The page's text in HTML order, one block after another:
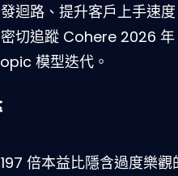
迴路、提升客戶上手速
切追蹤 Cohere 2026 年
模型迭代。
倍本益比隱含過度樂觀